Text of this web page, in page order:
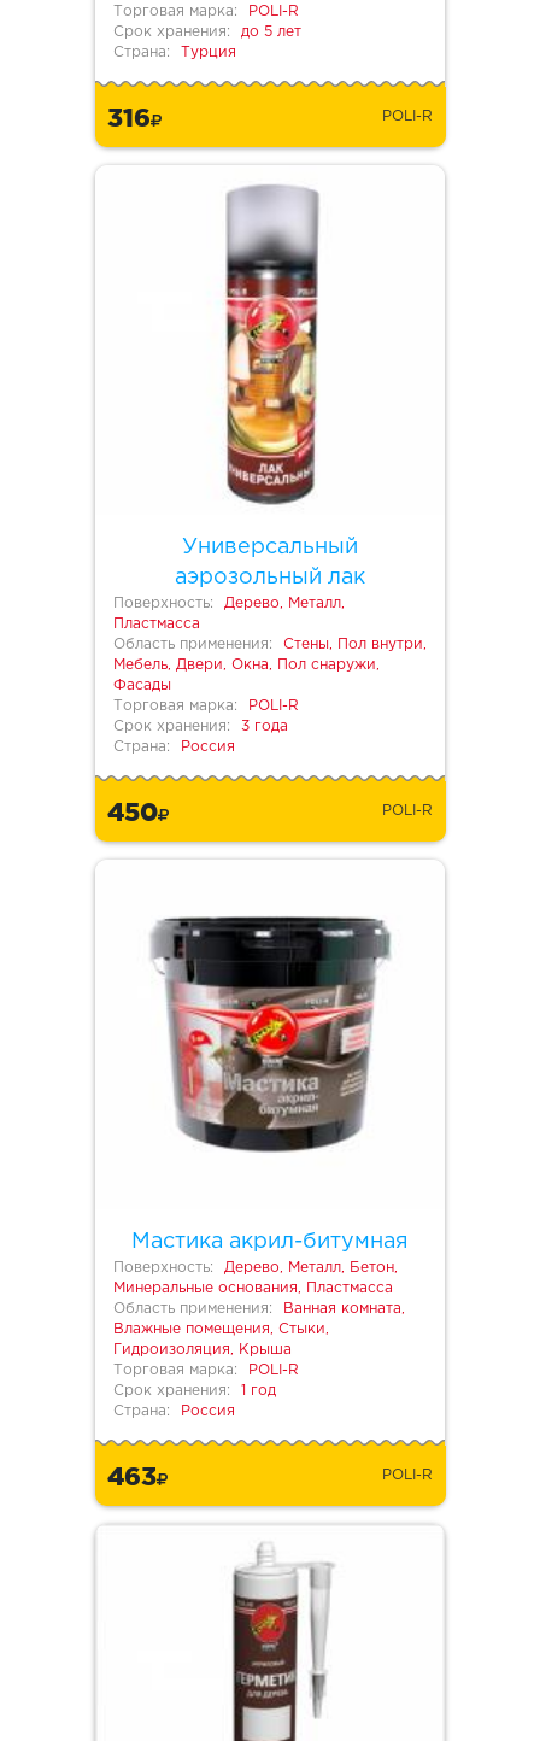
Торговая марка:
POLI-R
Срок хранения:
до 5 лет
Страна:
Турция
316 POLI-R
Универсальный
аэрозольный лак
Поверхность:
Дерево, Металл,
Пластмасса
Область применения:
Стены, Пол внутри,
Мебель, Двери, Окна, Пол снаружи,
Фасады
Торговая марка:
POLI-R
Срок хранения:
3 года
Страна:
Россия
450 POLI-R
Мастика акрил-битумная
Поверхность:
Дерево, Металл, Бетон,
Минеральные основания, Пластмасса
Область применения:
Ванная комната,
Влажные помещения, Стыки,
Гидроизоляция, Крыша
Торговая марка:
POLI-R
Срок хранения:
1 год
Страна:
Россия
463 POLI-R